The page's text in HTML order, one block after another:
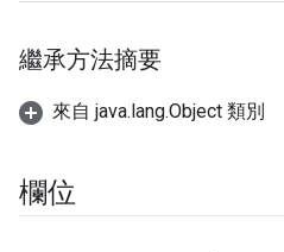
繼承方法摘要
來自 java.lang.Object 類別
欄位